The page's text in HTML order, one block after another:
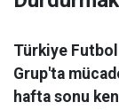
Türkiye
Grup'ta
hafta sonu